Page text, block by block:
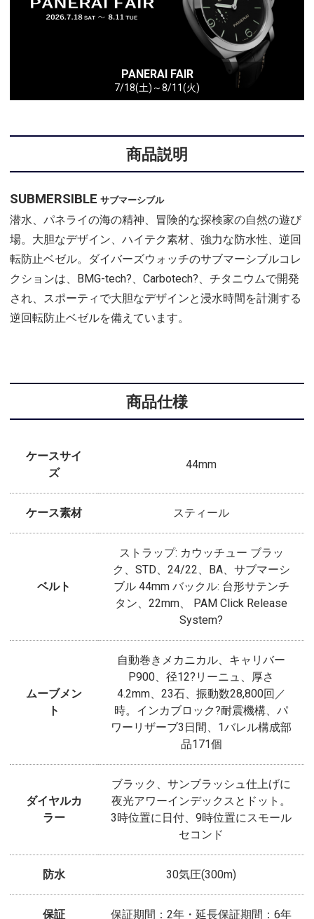
PANERAI FAIR
7/18(土)～8/11(火)
商品説明
SUBMERSIBLE サブマーシブル
潜水、パネライの海の精神、冒険的な探検家の自然の遊び
場。大胆なデザイン、ハイテク素材、強力な防水性、逆回
転防止ベゼル。ダイバーズウォッチのサブマーシブルコレ
クションは、BMG-tech?、Carbotech?、チタニウムで開発
され、スポーティで大胆なデザインと浸水時間を計測する
逆回転防止ベゼルを備えています。
商品仕様
ケースサイ
ズ
44mm
ケース素材 スティール
ベルト
ストラップ: カウッチュー ブラッ
ク、STD、24/22、BA、サブマーシ
ブル 44mm バックル: 台形サテンチ
タン、22mm、 PAM Click Release
System?
ムーブメン
ト
自動巻きメカニカル、キャリバー
P900、径12?リーニュ、厚さ
4.2mm、23石、振動数28,800回／
時。インカブロック?耐震機構、パ
ワーリザーブ3日間、1バレル構成部
品171個
ダイヤルカ
ラー
ブラック、サンブラッシュ仕上げに
夜光アワーインデックスとドット。
3時位置に日付、9時位置にスモール
セコンド
防水 30気圧(300m)
保証 保証期間：2年・延長保証期間：6年